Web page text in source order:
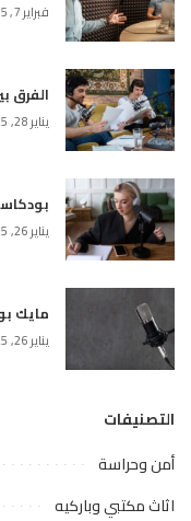
فبراير 7, 2025
الفرق
يناير 28, 2025
يناير 26, 2025
مايك
يناير 26, 2025
التصنيفات
أمن وحراسة
اثاث مكتبي وباركيه